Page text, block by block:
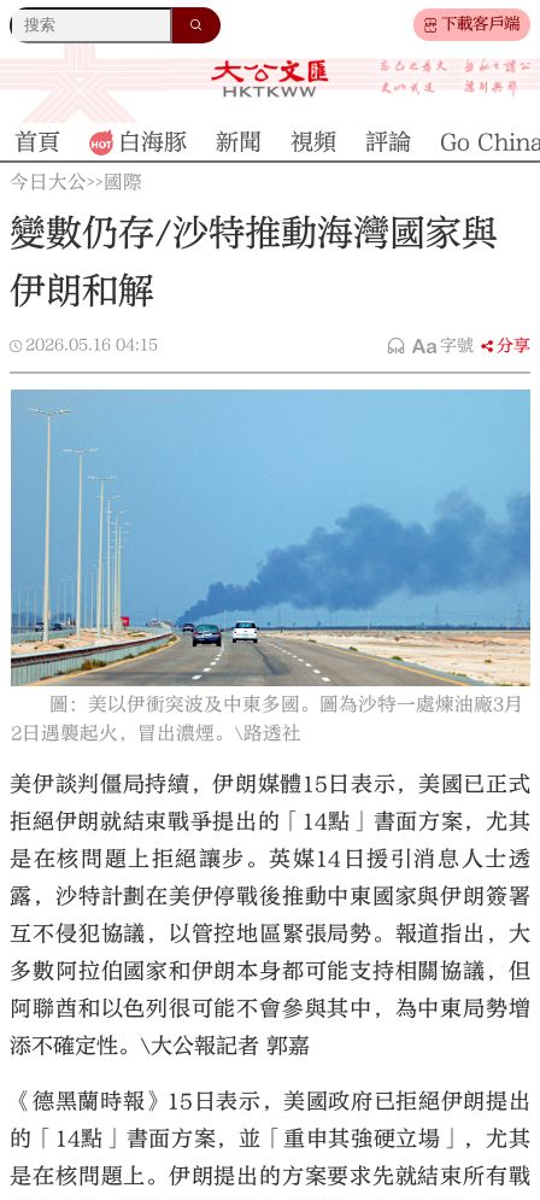
下載客戶端
大公文匯
首頁 白海豚 新聞 視頻 評論 Go
今日大公>> 國際
變數仍存/沙特推動海灣國家與
伊朗和解
2026.05.16 04:15 字號 分享
圖：美以伊衝突波及中東多國。圖為沙特一處煉油廠3月
2日遇襲起火，冒出濃煙。\路透社
美伊談判僵局持續，伊朗媒體15日表示，美國已正式
拒絕伊朗就結束戰爭提出的「14點」書面方案，尤其
是在核問題上拒絕讓步。英媒14日援引消息人士透
露，沙特計劃在美伊停戰後推動中東國家與伊朗簽署
互不侵犯協議，以管控地區緊張局勢。報道指出，大
多數阿拉伯國家和伊朗本身都可能支持相關協議，但
阿聯酋和以色列很可能不會參與其中，為中東局勢增
添不確定性。\大公報記者 郭嘉
《德黑蘭時報》15日表示，美國政府已拒絕伊朗提出
的「14點」書面方案，並「重申其強硬立場」，尤其
是在核問題上。伊朗提出的方案要求先就結束所有戰